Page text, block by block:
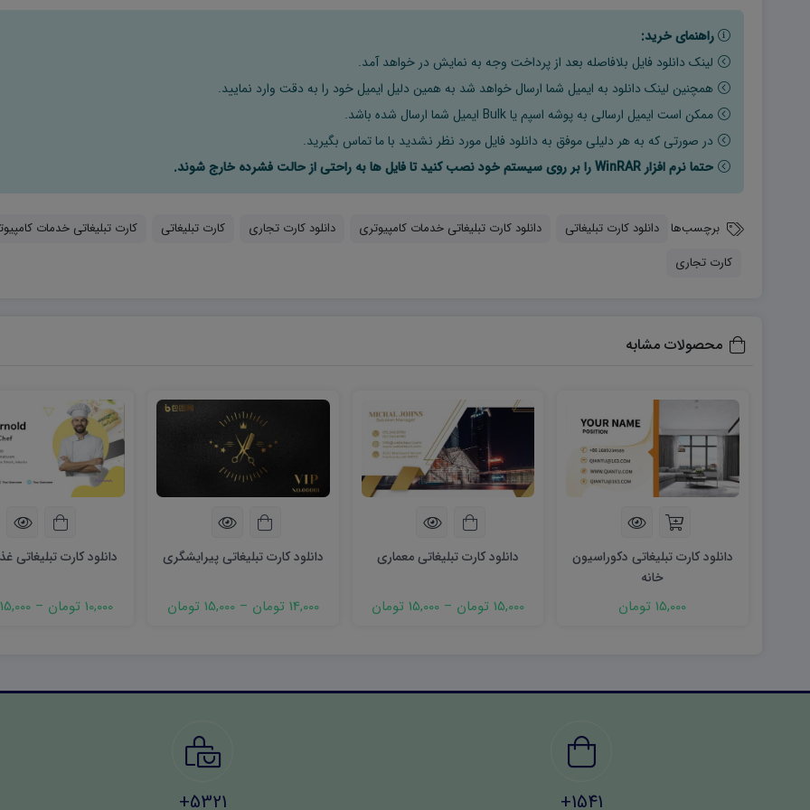
راهنمای خرید:
لینک دانلود فایل بلافاصله بعد از پرداخت وجه به نمایش در خواهد آمد.
همچنین لینک دانلود به ایمیل شما ارسال خواهد شد به همین دلیل ایمیل خود را به دقت وارد نمایید.
ممکن است ایمیل ارسالی به پوشه اسپم یا Bulk ایمیل شما ارسال شده باشد.
در صورتی که به هر دلیلی موفق به دانلود فایل مورد نظر نشدید با ما تماس بگیرید.
حتما نرم افزار WinRAR را بر روی سیستم خود نصب کنید تا فایل ها به راحتی از حالت فشرده خارج شوند.
برچسب‌ها دانلود کارت تبلیغاتی دانلود کارت تبلیغاتی خدمات کامپیوتری دانلود کارت تجاری کارت تبلیغاتی
کارت تبلیغاتی خدمات
کارت تجاری
محصولات مشابه
دانلود کارت تبلیغاتی دکوراسیون
خانه
15,000 تومان
دانلود کارت تبلیغاتی معماری
15,000 تومان –15,000 تومان
دانلود کارت تبلیغاتی پیرایشگری
14,000 تومان –15,000 تومان
دانلود کارت تبلیغاتی
10,000 تومان – 15,000 تومان
1541+
5321+